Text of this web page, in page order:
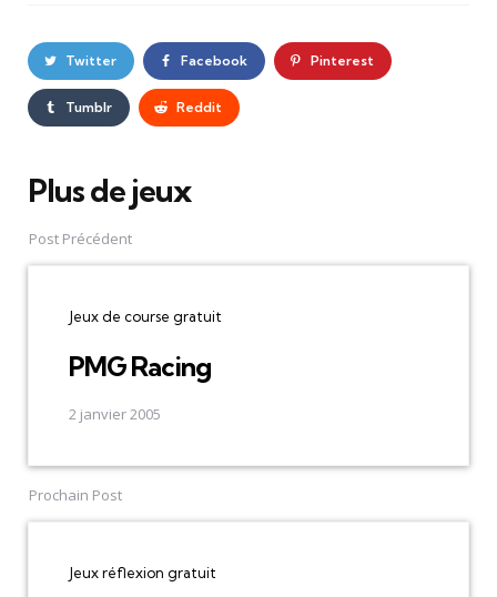
Twitter Facebook Pinterest
Tumblr Reddit
Plus de jeux
Post
navigation
Post Précédent
Jeux de course gratuit
PMG Racing
2 janvier 2005
Prochain Post
Jeux réflexion gratuit